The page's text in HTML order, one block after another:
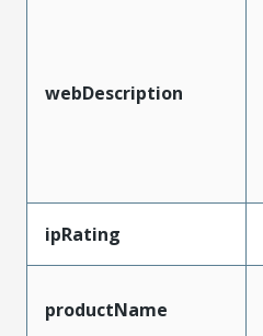
webDescription
ipRating
productName